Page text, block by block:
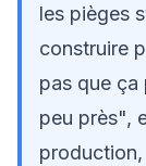
les pièges
construire
pas que ça
peu près",